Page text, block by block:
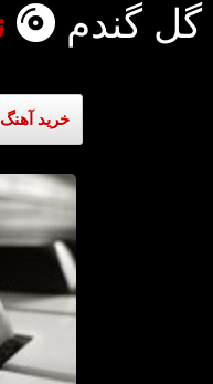
گل گندم
خرید آهنگ ۱۵۰۰۰ تومان